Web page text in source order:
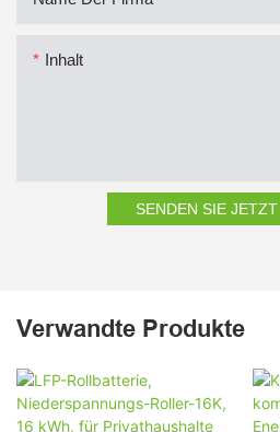
Inhalt
SENDEN SIE
Verwandte Produkte